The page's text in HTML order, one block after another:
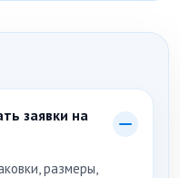
заявки на
размеры,